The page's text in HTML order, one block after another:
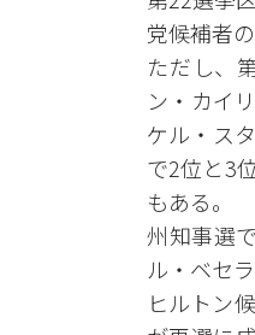
党候補者
ただし、
ン・カイ
ケル・ス
で2位と3
もある。
州知事選
ル・ベセ
ヒルトン